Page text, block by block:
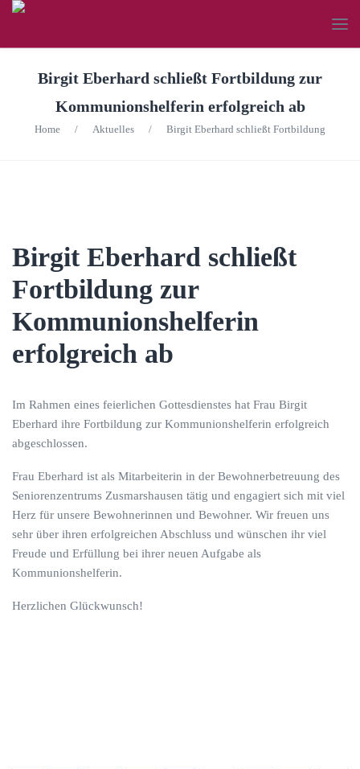
Birgit Eberhard schließt Fortbildung zur
Kommunionshelferin erfolgreich ab
Home / Aktuelles / Birgit Eberhard schließt Fortbildung
Birgit Eberhard schließt
Fortbildung zur
Kommunionshelferin
erfolgreich ab
Im Rahmen eines feierlichen Gottesdienstes hat Frau Birgit
Eberhard ihre Fortbildung zur Kommunionshelferin erfolgreich
abgeschlossen.
Frau Eberhard ist als Mitarbeiterin in der Bewohnerbetreuung des
Seniorenzentrums Zusmarshausen tätig und engagiert sich mit viel
Herz für unsere Bewohnerinnen und Bewohner. Wir freuen uns
sehr über ihren erfolgreichen Abschluss und wünschen ihr viel
Freude und Erfüllung bei ihrer neuen Aufgabe als
Kommunionshelferin.
Herzlichen Glückwunsch!